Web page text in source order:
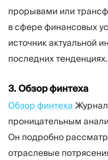
прорывами или
в сфере финансовых
источник актуальной
последних тенденциях.
3. Обзор финтеха
Обзор финтеха Журнал
проницательным
Он подробно
отраслевые